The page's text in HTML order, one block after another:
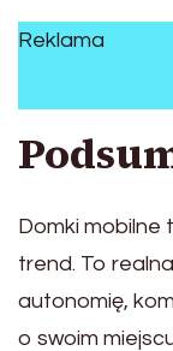
Reklama
Domki mobilne
trend. To
autonomię,
o swoim